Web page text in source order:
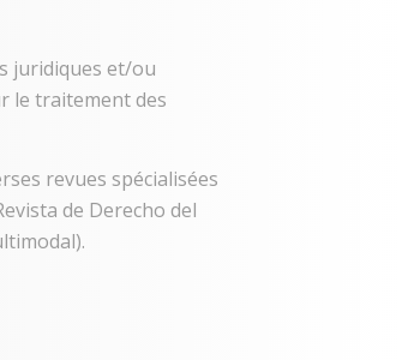
juridiques et/ou
le traitement des
revues spécialisées
de Derecho del